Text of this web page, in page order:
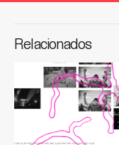
Relacionados